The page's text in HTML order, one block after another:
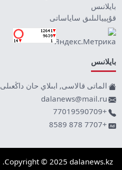
بايلانىس
قۇپييالىلىق ساياساتى
بايلانىس
الماتى قالاسى, ابىلاي حان داڭعىلى 79, 125 وفيس.
dalanews@mail.ru
+77019590709
+7707 878 8589
Copyright © 2025 dalanews.kz. سايتتى جاساعان